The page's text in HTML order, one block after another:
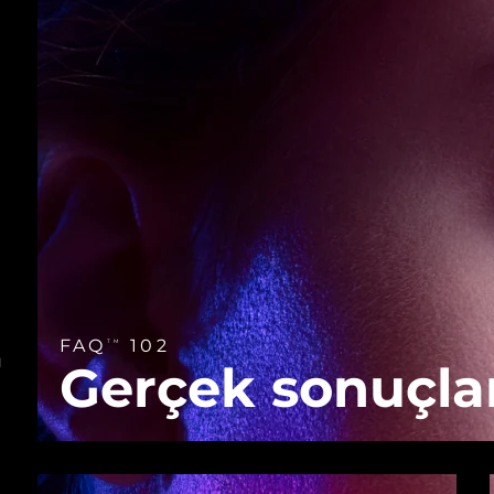
FAQ TM 102
Gerçek